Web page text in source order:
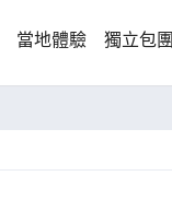
當地體驗 獨立包團